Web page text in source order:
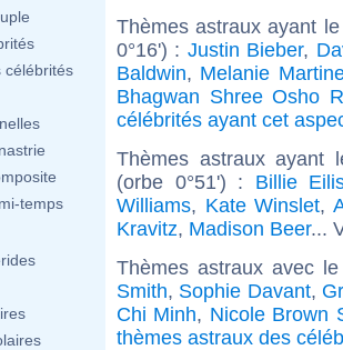
célébrités
temps
Thèmes astraux ayant
0°16') : Justin Bieber,
Baldwin, Melanie
Bhagwan Shree Osho
célébrités ayant cet
Thèmes astraux ayant
(orbe 0°51') : Billie
Williams, Kate Winslet,
Kravitz, Madison Beer...
Thèmes astraux avec
Smith, Sophie Davant,
Chi Minh, Nicole Brown
thèmes astraux des